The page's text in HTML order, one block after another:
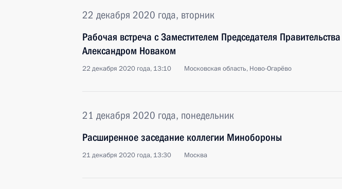
22 декабря 2020 года, вторник
Рабочая встреча с Заместителем Председателя Правительства
Александром Новаком
22 декабря 2020 года, 13:10 Московская область, Ново-Огарёво
21 декабря 2020 года, понедельник
Расширенное заседание коллегии Минобороны
21 декабря 2020 года, 13:30 Москва